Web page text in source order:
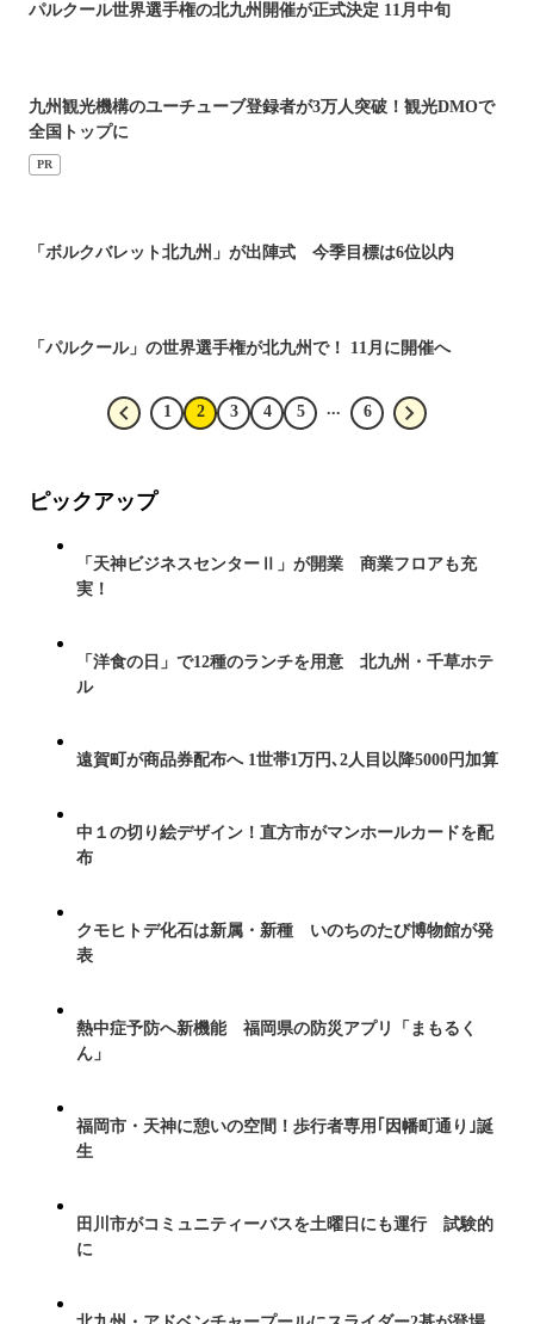
パルクール世界選手権の北九州開催が正式決定 11月中旬
九州観光機構のユーチューブ登録者が3万人突破！観光DMOで
全国トップに
PR
「ボルクバレット北九州」が出陣式 今季目標は6位以内
「パルクール」の世界選手権が北九州で！ 11月に開催へ
1 2 3 4 5 ... 6
ピックアップ
「天神ビジネスセンターⅡ」が開業 商業フロアも充
実！
「洋食の日」で12種のランチを用意 北九州・千草ホテ
ル
遠賀町が商品券配布へ 1世帯1万円､2人目以降5000円加算
中１の切り絵デザイン！直方市がマンホールカードを配
布
クモヒトデ化石は新属・新種 いのちのたび博物館が発
表
熱中症予防へ新機能 福岡県の防災アプリ「まもるく
ん」
福岡市・天神に憩いの空間！歩行者専用｢因幡町通り｣誕
生
田川市がコミュニティーバスを土曜日にも運行 試験的
に